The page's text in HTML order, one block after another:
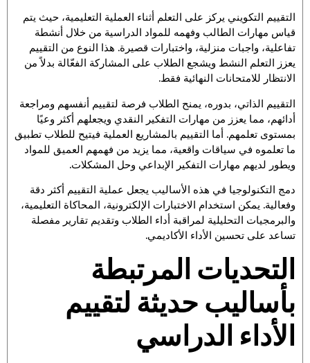
التقييم التكويني يركز على التعلم أثناء العملية التعليمية، حيث يتم
قياس مهارات الطالب وفهمه للمواد الدراسية من خلال أنشطة
تفاعلية، واجبات منزلية، واختبارات قصيرة. هذا النوع من التقييم
يعزز التعلم النشط ويشجع الطلاب على المشاركة الفعّالة بدلاً من
الانتظار للامتحانات النهائية فقط.
التقييم الذاتي، بدوره، يمنح الطلاب فرصة لتقييم أنفسهم ومراجعة
أدائهم، مما يعزز من مهارات التفكير النقدي ويجعلهم أكثر وعيًا
بمستوى تعلمهم. أما التقييم بالمشاريع العملية فيتيح للطلاب تطبيق
ما تعلموه في سياقات واقعية، مما يزيد من فهمهم العميق للمواد
ويطور لديهم مهارات التفكير الإبداعي وحل المشكلات.
دمج التكنولوجيا في هذه الأساليب يجعل عملية التقييم أكثر دقة
وفعالية. يمكن استخدام الاختبارات الإلكترونية، المحاكاة التعليمية،
والبرمجيات التحليلية لمراقبة أداء الطلاب وتقديم تقارير مفصلة
تساعد على تحسين الأداء الأكاديمي.
التحديات المرتبطة
بأساليب حديثة لتقييم
الأداء الدراسي